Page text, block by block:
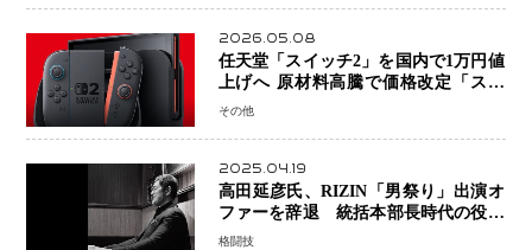
2026.05.08
任天堂「スイッチ2」を国内で1万円値
上げへ 原材料高騰で価格改定「スイ
ッチオンライン」も引き上げ
その他
2025.04.19
高田延彦氏、RIZIN「男祭り」出演オ
ファーを辞退 統括本部長時代の役目
「すでに終えています」と明言
格闘技